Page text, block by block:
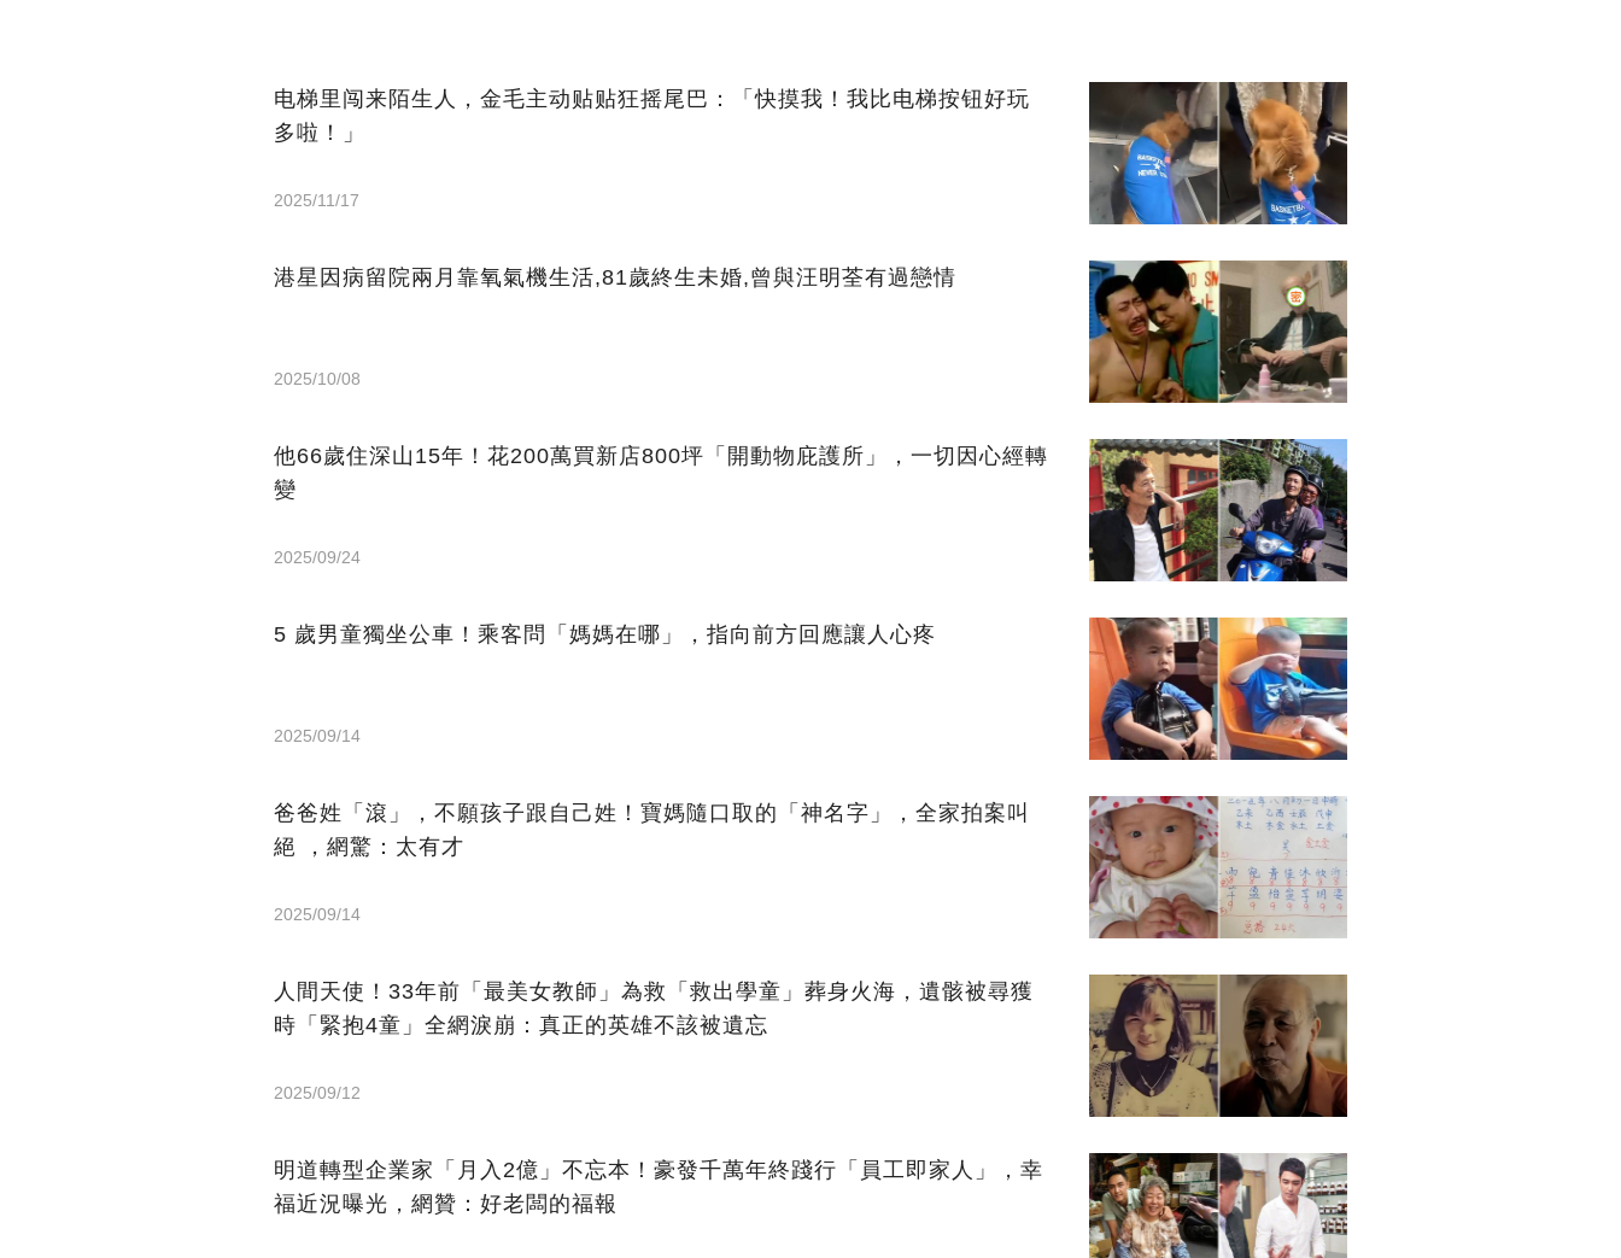
电梯里闯来陌生人，金毛主动贴贴狂摇尾巴：「快摸我！我比电梯按钮好玩
多啦！」
2025/11/17
港星因病留院兩月靠氧氣機生活,81歲終生未婚,曾與汪明荃有過戀情
2025/10/08
他66歲住深山15年！花200萬買新店800坪「開動物庇護所」，一切因心經轉
變
2025/09/24
5 歲男童獨坐公車！乘客問「媽媽在哪」，指向前方回應讓人心疼
2025/09/14
爸爸姓「滾」，不願孩子跟自己姓！寶媽隨口取的「神名字」，全家拍案叫
絕 ，網驚：太有才
2025/09/14
人間天使！33年前「最美女教師」為救「救出學童」葬身火海，遺骸被尋獲
時「緊抱4童」全網淚崩：真正的英雄不該被遺忘
2025/09/12
明道轉型企業家「月入2億」不忘本！豪發千萬年終踐行「員工即家人」，幸
福近況曝光，網贊：好老闆的福報